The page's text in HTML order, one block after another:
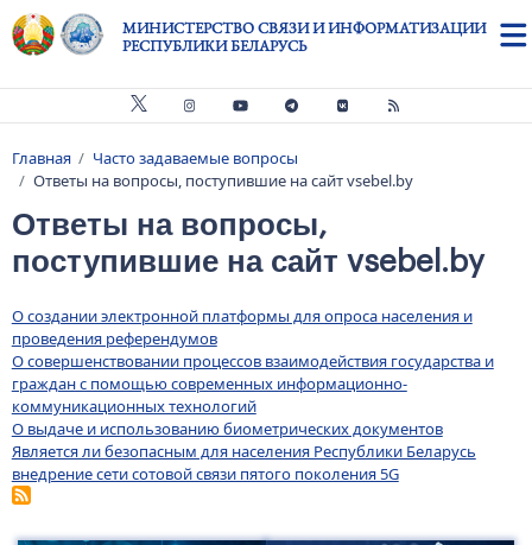
Перейти к основному содержанию
МИНИСТЕРСТВО СВЯЗИ И ИНФОРМАТИЗАЦИИ
РЕСПУБЛИКИ БЕЛАРУСЬ
Строка навигации
Главная
Часто задаваемые вопросы
Ответы на вопросы, поступившие на сайт vsebel.by
Ответы на вопросы,
поступившие на сайт vsebel.by
О создании электронной платформы для опроса населения и
проведения референдумов
О совершенствовании процессов взаимодействия государства и
граждан с помощью современных информационно-
коммуникационных технологий
О выдаче и использованию биометрических документов
Является ли безопасным для населения Республики Беларусь
внедрение сети сотовой связи пятого поколения 5G